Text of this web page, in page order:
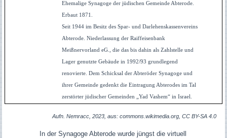
Ehemalige Synagoge der jüdischen Gemeinde Abterode.
Erbaut 1871.
Seit 1944 im Besitz des Spar- und Darlehenskassenvereins
Abterode. Niederlassung der Raiffeisenbank
Meißnervorland eG., die das bis dahin als Zahlstelle und
Lager genutzte Gebäude in 1992/93 grundlegend
renovierte. Dem Schicksal der Abteröder Synagoge und
ihrer Gemeinde gedenkt die Eintragung Abterodes im Tal
zerstörter jüdischer Gemeinden „Yad Vashem“ in Israel.
Aufn. Nemracc, 2023, aus: commons.wikimedia.org, CC BY-SA 4.0
In der Synagoge Abterode wurde jüngst die virtuell